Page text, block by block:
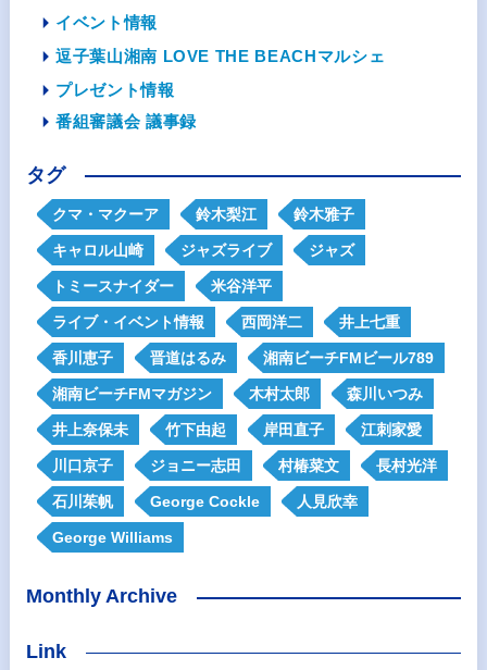
イベント情報
逗子葉山湘南 LOVE THE BEACHマルシェ
プレゼント情報
番組審議会 議事録
タグ
クマ・マクーア 鈴木梨江 鈴木雅子
キャロル山崎 ジャズライブ ジャズ
トミースナイダー 米谷洋平
ライブ・イベント情報 西岡洋二 井上七重
香川恵子 晋道はるみ 湘南ビーチFMビール789
湘南ビーチFMマガジン 木村太郎 森川いつみ
井上奈保未 竹下由起 岸田直子 江刺家愛
川口京子 ジョニー志田 村椿菜文 長村光洋
石川茱帆 George Cockle 人見欣幸
George Williams
Monthly Archive
Link